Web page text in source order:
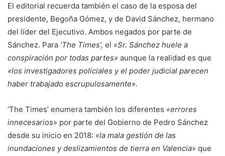
El editorial recuerda también el caso de la esposa del
presidente, Begoña Gómez, y de David Sánchez, hermano
del líder del Ejecutivo. Ambos negados por parte de
Sánchez. Para ‘The Times’, el «Sr. Sánchez huele a
conspiración por todas partes» aunque la realidad es que
«los investigadores policiales y el poder judicial parecen
haber trabajado escrupulosamente».
‘The Times’ enumera también los diferentes «errores
innecesarios» por parte del Gobierno de Pedro Sánchez
desde su inicio en 2018: «la mala gestión de las
inundaciones y deslizamientos de tierra en Valencia» que